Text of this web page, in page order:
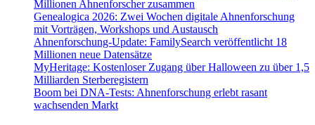
Millionen Ahnenforscher zusammen
Genealogica 2026: Zwei Wochen digitale Ahnenforschung
mit Vorträgen, Workshops und Austausch
Ahnenforschung-Update: FamilySearch veröffentlicht 18
Millionen neue Datensätze
MyHeritage: Kostenloser Zugang über Halloween zu über 1,5
Milliarden Sterberegistern
Boom bei DNA-Tests: Ahnenforschung erlebt rasant
wachsenden Markt